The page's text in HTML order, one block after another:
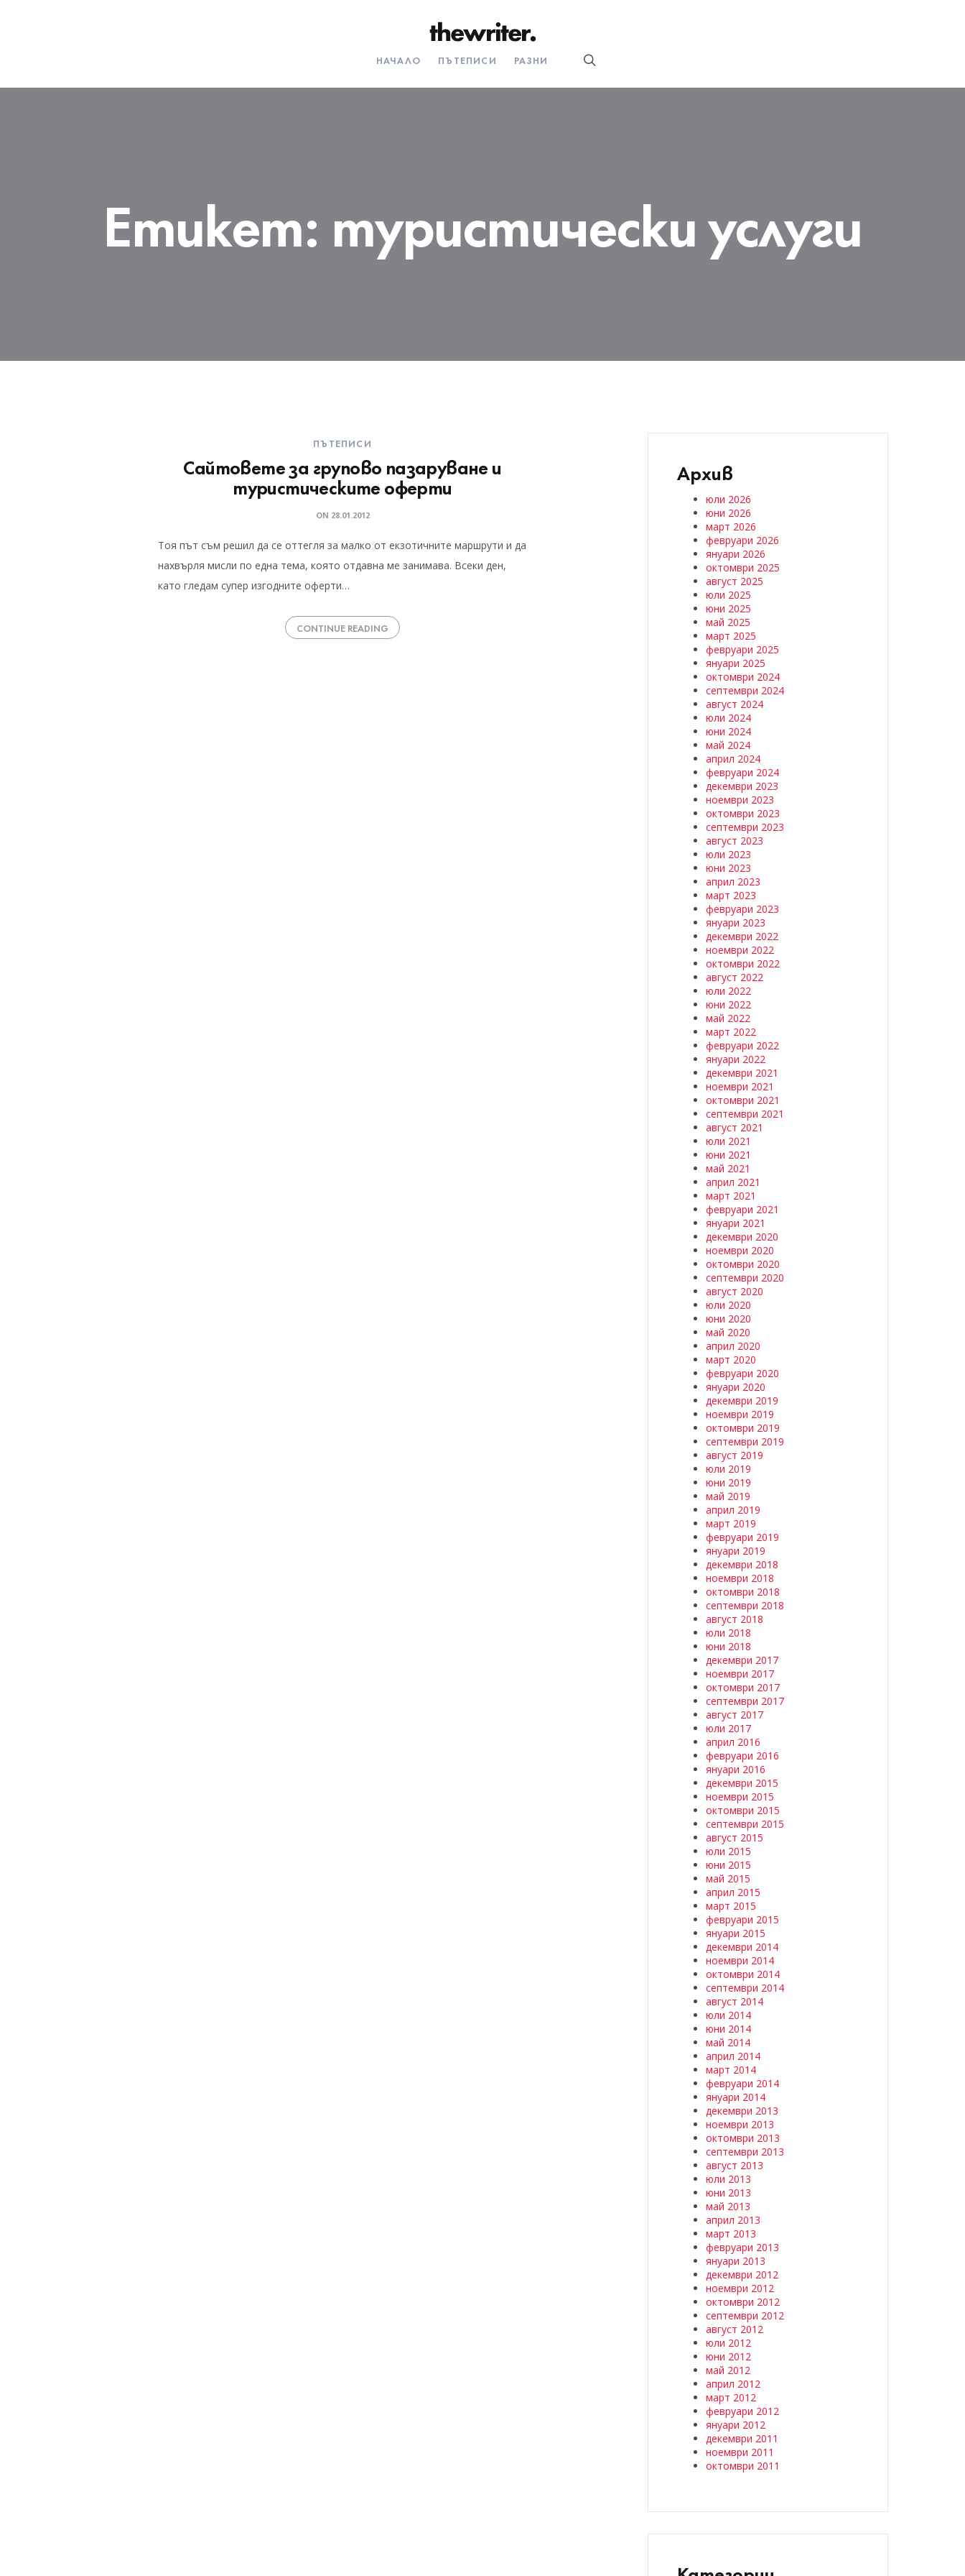
НАЧАЛО ПЪТЕПИСИ РАЗНИ
Етикет: туристически услуги
ПЪТЕПИСИ
Сайтовете за групово пазаруване и
туристическите оферти
ON 28.01.2012
Тоя път съм решил да се оттегля за малко от екзотичните маршрути и да
нахвърля мисли по една тема, която отдавна ме занимава. Всеки ден,
като гледам супер изгодните оферти…
CONTINUE READING
Архив
юли 2026
юни 2026
март 2026
февруари 2026
януари 2026
октомври 2025
август 2025
юли 2025
юни 2025
май 2025
март 2025
февруари 2025
януари 2025
октомври 2024
септември 2024
август 2024
юли 2024
юни 2024
май 2024
април 2024
февруари 2024
декември 2023
ноември 2023
октомври 2023
септември 2023
август 2023
юли 2023
юни 2023
април 2023
март 2023
февруари 2023
януари 2023
декември 2022
ноември 2022
октомври 2022
август 2022
юли 2022
юни 2022
май 2022
март 2022
февруари 2022
януари 2022
декември 2021
ноември 2021
октомври 2021
септември 2021
август 2021
юли 2021
юни 2021
май 2021
април 2021
март 2021
февруари 2021
януари 2021
декември 2020
ноември 2020
октомври 2020
септември 2020
август 2020
юли 2020
юни 2020
май 2020
април 2020
март 2020
февруари 2020
януари 2020
декември 2019
ноември 2019
октомври 2019
септември 2019
август 2019
юли 2019
юни 2019
май 2019
април 2019
март 2019
февруари 2019
януари 2019
декември 2018
ноември 2018
октомври 2018
септември 2018
август 2018
юли 2018
юни 2018
декември 2017
ноември 2017
октомври 2017
септември 2017
август 2017
юли 2017
април 2016
февруари 2016
януари 2016
декември 2015
ноември 2015
октомври 2015
септември 2015
август 2015
юли 2015
юни 2015
май 2015
април 2015
март 2015
февруари 2015
януари 2015
декември 2014
ноември 2014
октомври 2014
септември 2014
август 2014
юли 2014
юни 2014
май 2014
април 2014
март 2014
февруари 2014
януари 2014
декември 2013
ноември 2013
октомври 2013
септември 2013
август 2013
юли 2013
юни 2013
май 2013
април 2013
март 2013
февруари 2013
януари 2013
декември 2012
ноември 2012
октомври 2012
септември 2012
август 2012
юли 2012
юни 2012
май 2012
април 2012
март 2012
февруари 2012
януари 2012
декември 2011
ноември 2011
октомври 2011